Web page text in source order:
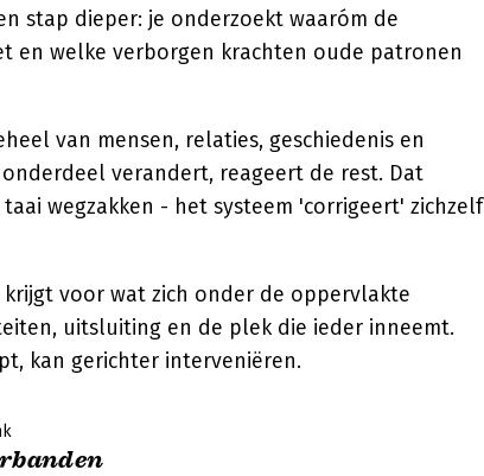
stap dieper: je onderzoekt waaróm de
en welke verborgen krachten oude patronen
van mensen, relaties, geschiedenis en
verandert, reageert de rest. Dat
wegzakken - het systeem 'corrigeert' zichzelf
voor wat zich onder de oppervlakte
uitsluiting en de plek die ieder inneemt.
kan gerichter interveniëren.